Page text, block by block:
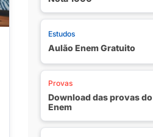
Estudos
Aulão Enem Gratuito
Provas
Download das provas do
Enem